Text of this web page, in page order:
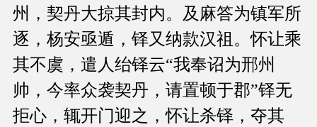
州，契丹大掠其封内。及麻答为镇军所
逐，杨安亟遁，铎又纳款汉祖。怀让乘
其不虞，遣人绐铎云“我奉诏为邢州
帅，今率众袭契丹，请置顿于郡”铎无
拒心，辄开门迎之，怀让杀铎，夺其